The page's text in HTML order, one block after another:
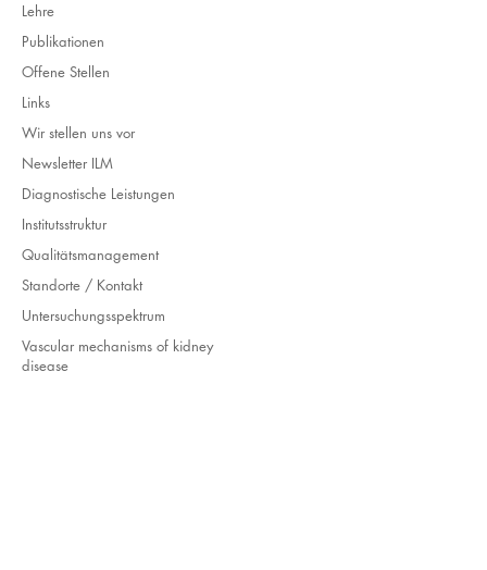
Lehre
Publikationen
Offene Stellen
Links
Wir stellen uns vor
Newsletter ILM
Diagnostische Leistungen
Institutsstruktur
Qualitätsmanagement
Standorte / Kontakt
Untersuchungsspektrum
Vascular mechanisms of kidney
disease